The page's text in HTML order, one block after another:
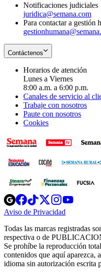
Notificaciones judiciales
juridica@semana.com
Para contactar a gestión
Contáctenos
Horarios de atención
Lunes a Viernes
8:00 a.m. a 6:00 p.m.
Canales de servicio al
Trabaje con nosotros
Paute con nosotros
Cookies
Opens
in
new
Opens
in
new
Opens
in
new
window
Opens
new
windowwindow
Aviso de Privacidad
new
window
Todas las marcas registradas
respectiva o de
Se prohíbe la reproducción
contenidos que aquí aparezca,
idioma sin autorización escrita